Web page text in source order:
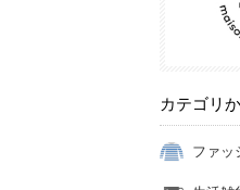
カテゴリ
ファッ